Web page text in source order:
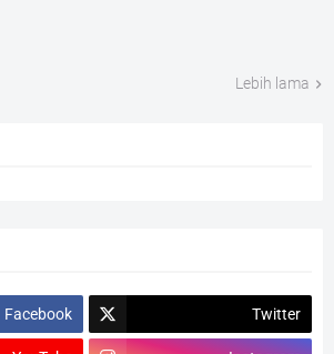
Lebih lama
Facebook Twitter